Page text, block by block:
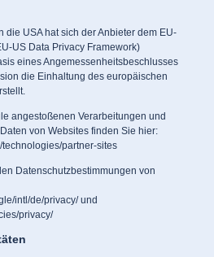
die USA hat sich der Anbieter dem EU-
US Data Privacy Framework)
eines Angemessenheitsbeschlusses
die Einhaltung des europäischen
angestoßenen Verarbeitungen und
von Websites finden Sie hier:
partner-sites
Datenschutzbestimmungen von
intl/de/privacy/und
privacy/